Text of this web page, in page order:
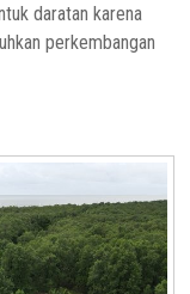
daratan karena
perkembangan